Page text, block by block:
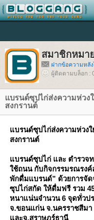
สมาชิกหมา
ฝากข้อความหลั
ผู้ติดตามบล็อก :
บรนด์ซุปไก่ส่งความห่วง
สงกรานต์
บรนด์ซุปไก่ส่งความห่วงใ
สงกรานต์
บรนด์ซุปไก่ และ ตำรวจท
ช้ถนน กับกิจกรรมรณรงค์
พักดื่มแบรนด์” ด้วยการจั
ซุปไก่สกัด ให้ดื่มฟรี รวม
หนาแน่นจำนวน 6 จุดทั่วป
จ.ขอนแก่น จ.นครราชสีม
ละจ.สุราษฎร์ธานี